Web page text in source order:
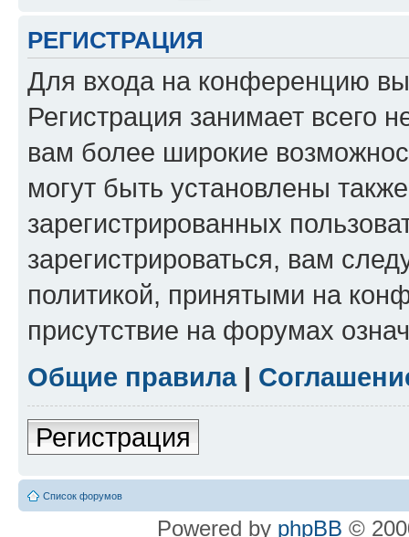
РЕГИСТРАЦИЯ
Для входа на конференцию
Регистрация занимает всего
вам более широкие
могут быть установлены
зарегистрированных
зарегистрироваться, вам
политикой, принятыми на
присутствие на форумах
Общие правила|
Регистрация
Список форумов
Powered by phpBB ©